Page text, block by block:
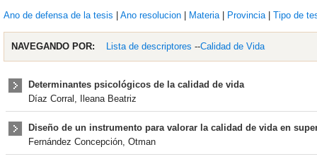
Ano de defensa de la tesis Ano resolucion Materia Provincia Tipo de
NAVEGANDO POR: Lista de descriptores --Calidad de Vida
Determinantes psicológicos de la calidad de vida
Díaz Corral, Ileana Beatriz
Diseño de un instrumento para valorar la calidad de vida en
Fernández Concepción, Otman